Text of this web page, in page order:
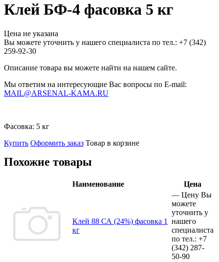
Клей БФ-4 фасовка 5 кг
Цена не указана
Вы можете уточнить у нашего специалиста по тел.: +7 (342)
259-92-30
Описание товара вы можете найти на нашем сайте.
Мы ответим на интересующие Вас вопросы по E-mail:
MAIL@ARSENAL-KAMA.RU
Фасовка: 5 кг
Купить Оформить заказ Товар в корзине
Похожие товары
Наименование Цена
Клей 88 СА (24%) фасовка 1
кг
— Цену Вы
можете
уточнить у
нашего
специалиста
по тел.: +7
(342) 287-
50-90